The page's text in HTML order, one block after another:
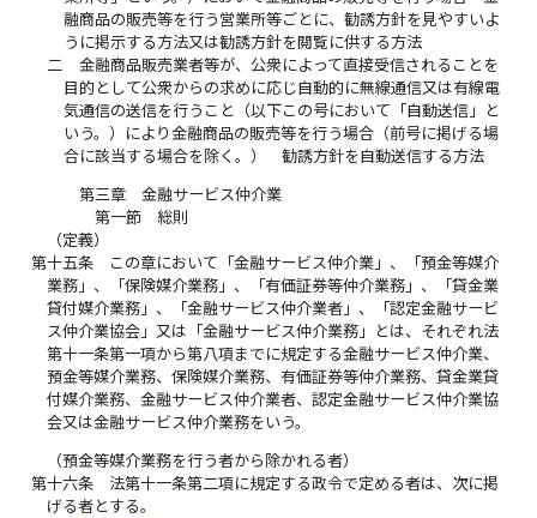
融商品の販売等を行う営業所等ごとに、勧誘方針を見やすいよ
うに掲示する方法又は勧誘方針を閲覧に供する方法
二
金融商品販売業者等が、公衆によって直接受信されることを
目的として公衆からの求めに応じ自動的に無線通信又は有線電
気通信の送信を行うこと（以下この号において「自動送信」と
いう。）により金融商品の販売等を行う場合（前号に掲げる場
合に該当する場合を除く。） 勧誘方針を自動送信する方法
第三章 金融サービス仲介業
第一節 総則
（定義）
第十五条
この章において「金融サービス仲介業」、「預金等媒介
業務」、「保険媒介業務」、「有価証券等仲介業務」、「貸金業
貸付媒介業務」、「金融サービス仲介業者」、「認定金融サービ
ス仲介業協会」又は「金融サービス仲介業務」とは、それぞれ法
第十一条第一項から第八項までに規定する金融サービス仲介業、
預金等媒介業務、保険媒介業務、有価証券等仲介業務、貸金業貸
付媒介業務、金融サービス仲介業者、認定金融サービス仲介業協
会又は金融サービス仲介業務をいう。
（預金等媒介業務を行う者から除かれる者）
第十六条
法第十一条第二項に規定する政令で定める者は、次に掲
げる者とする。